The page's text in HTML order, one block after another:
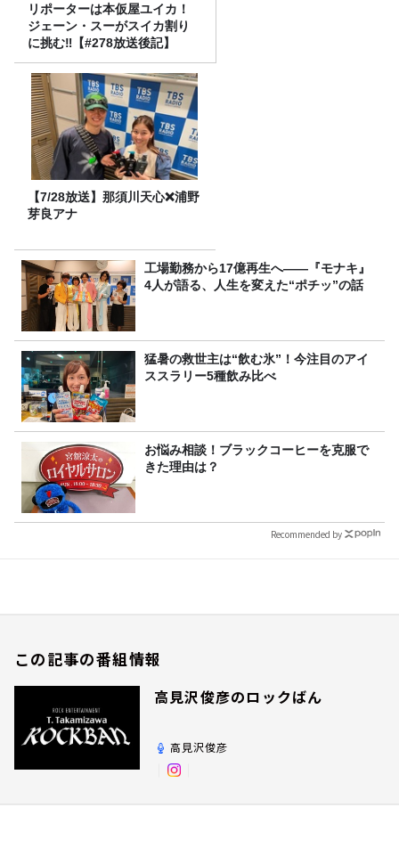
リポーターは本仮屋ユイカ！
ジェーン・スーがスイカ割り
に挑む‼【#278放送後記】
【7/28放送】那須川天心❌浦野
芽良アナ
工場勤務から17億再生へ——『モナキ』
4人が語る、人生を変えた“ポチッ”の話
猛暑の救世主は“飲む氷”！今注目のアイ
ススラリー5種飲み比べ
お悩み相談！ブラックコーヒーを克服で
きた理由は？
Recommended by
この記事の番組情報
高見沢俊彦のロックばん
高見沢俊彦